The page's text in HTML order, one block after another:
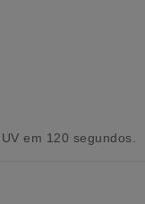
em 120 segundos.